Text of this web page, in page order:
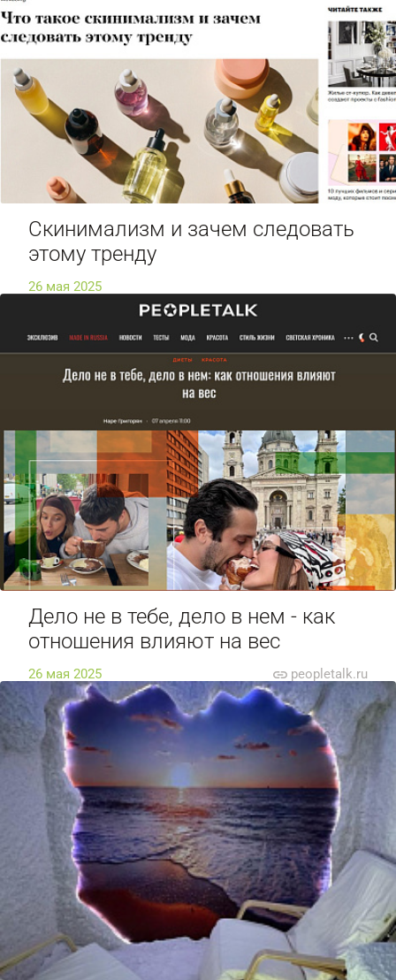
Cкинимализм и зачем следовать
этому тренду
26 мая 2025
Дело не в тебе, дело в нем - как
отношения влияют на вес
26 мая 2025 peopletalk.ru